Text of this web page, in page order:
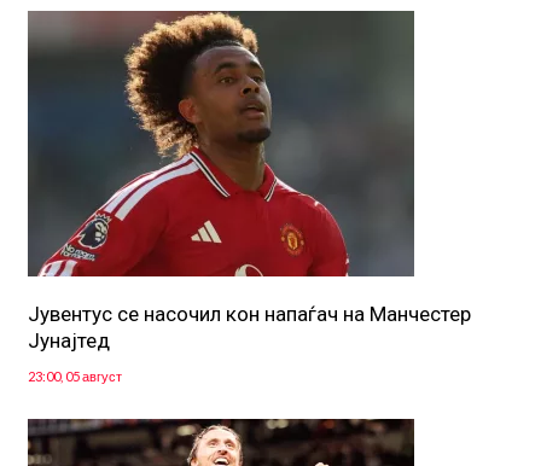
Јувентус се насочил кон напаѓач на Манчестер
Јунајтед
23:00, 05 август